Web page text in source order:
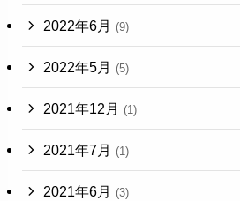
2022年6月 (9)
2022年5月 (5)
2021年12月 (1)
2021年7月 (1)
2021年6月 (3)